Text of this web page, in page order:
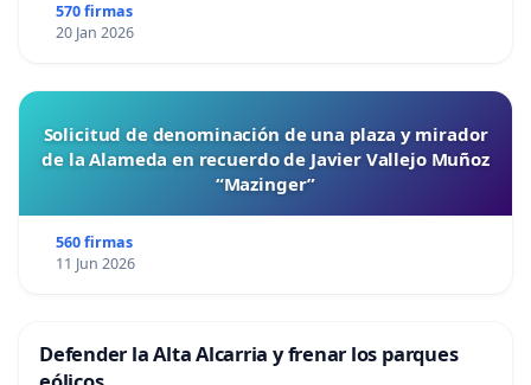
570 firmas
20 Jan 2026
Solicitud de denominación de una plaza y mirador
de la Alameda en recuerdo de Javier Vallejo Muñoz
“Mazinger”
560 firmas
11 Jun 2026
Defender la Alta Alcarria y frenar los parques